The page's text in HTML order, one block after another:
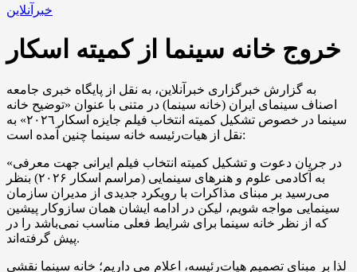
خبرآنلاین
خروج خانه سینما از کمیته اسکار
به گزارش خبرگزاری خبرآنلاین، به نقل از پایگاه خبری جامعه
اصناف سینمای ایران (خانه سینما) در متنی با عنوان «توضیح خانه
سینما در خصوص تشکیل کمیته انتخاب فیلم جایزه اسکار ٢٠٢٦» به
نقل از هیات‌رئیسه خانه سینما چنین آمده است:
«در جریان دعوت و تشکیل کمیته انتخاب فیلم ایرانی جهت معرفی
به آکادمی علوم و هنرهای سینمایی (مراسم اسکار ۲۰۲۶) بنظر
می‌رسید بر مبنای مذاکرات با رویکرد جدیدی از مدیران سازمان
سینمایی مواجه شویم، لیکن در ادامه ایشان همان سازوکار پیشین
که از نظر خانه سینما برای شرایط فعلی مناسب نمی‌باشد را در
پیش گرفته‌اند.
لذا بر مبنای تصمیم هیات‌رئیسه، اعلام می داریم؛ خانه سینما نقشی